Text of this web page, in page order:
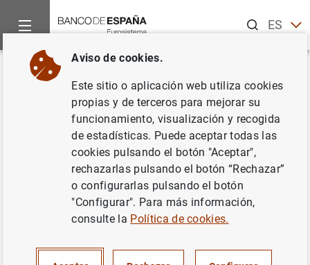
ESEN
Inicio Noticias y eventos
Volver
Evolución monetaria de la zona
del euro: agosto de 2001
SITUACIÓN ECONÓMICA
POLÍTICA MONETARIA
Aviso de cookies.
Este sitio o aplicación web utiliza cookies
propias y de terceros para mejorar su
funcionamiento, visualización y recogida
de estadísticas. Puede aceptar todas las
cookies pulsando el botón "Aceptar",
rechazarlas pulsando el botón “Rechazar”
o configurarlas pulsando el botón
"Configurar". Para más información,
consulte la Política de cookies.